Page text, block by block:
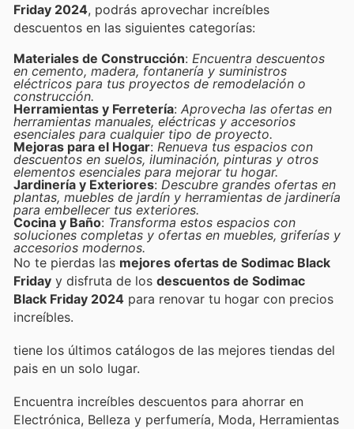
Friday 2024, podrás aprovechar increíbles
descuentos en las siguientes categorías:
Materiales de Construcción: Encuentra descuentos
en cemento, madera, fontanería y suministros
eléctricos para tus proyectos de remodelación o
construcción.
Herramientas y Ferretería: Aprovecha las ofertas en
herramientas manuales, eléctricas y accesorios
esenciales para cualquier tipo de proyecto.
Mejoras para el Hogar: Renueva tus espacios con
descuentos en suelos, iluminación, pinturas y otros
elementos esenciales para mejorar tu hogar.
Jardinería y Exteriores: Descubre grandes ofertas en
plantas, muebles de jardín y herramientas de jardinería
para embellecer tus exteriores.
Cocina y Baño: Transforma estos espacios con
soluciones completas y ofertas en muebles, griferías y
accesorios modernos.
No te pierdas las mejores ofertas de Sodimac Black
Friday y disfruta de los descuentos de Sodimac
Black Friday 2024 para renovar tu hogar con precios
increíbles.
tiene los últimos catálogos de las mejores tiendas del
pais en un solo lugar.
Encuentra increíbles descuentos para ahorrar en
Electrónica, Belleza y perfumería, Moda, Herramientas